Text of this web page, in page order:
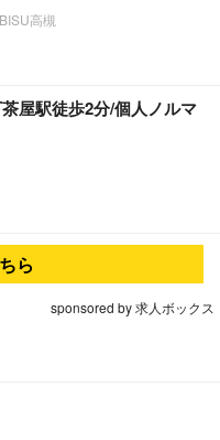
高槻
屋駅徒歩2分/個人ノルマ
ら
sponsored by 求人ボックス